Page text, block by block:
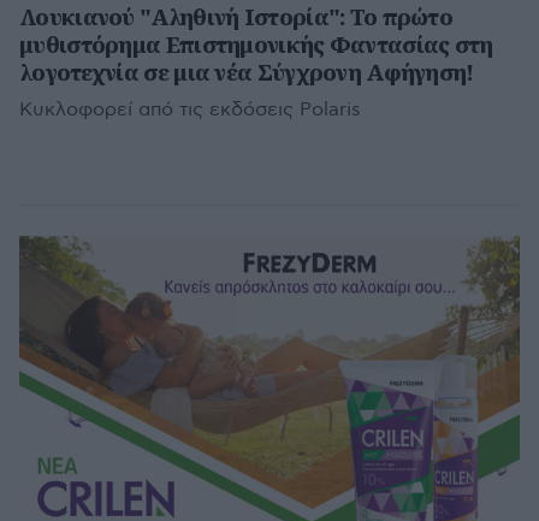
Λουκιανού "Αληθινή Ιστορία": Το πρώτο
μυθιστόρημα Επιστημονικής Φαντασίας στη
λογοτεχνία σε μια νέα Σύγχρονη Αφήγηση!
Κυκλοφορεί από τις εκδόσεις Polaris